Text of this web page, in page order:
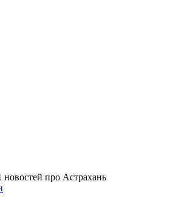
новостей про Астрахань